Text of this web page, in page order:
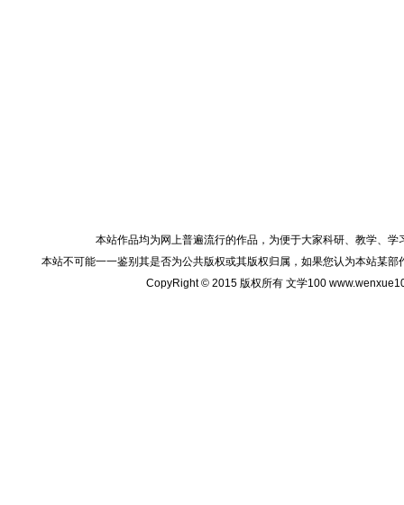
本站作品均为网上普遍流行的作品，为便于大家科研、教学、
本站不可能一一鉴别其是否为公共版权或其版权归属，如果您认为本站某
CopyRight © 2015 版权所有 文学100